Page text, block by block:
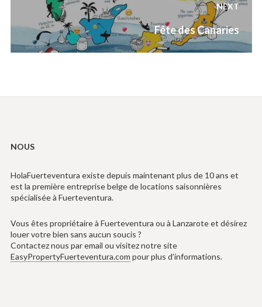
NEXT
Next
Fête des Canaries
NOUS
HolaFuerteventura existe depuis maintenant plus de 10 ans et
est la première entreprise belge de locations saisonnières
spécialisée à Fuerteventura.
Vous êtes propriétaire à Fuerteventura ou à Lanzarote et désirez
louer votre bien sans aucun soucis ?
Contactez nous par email ou visitez notre site
EasyPropertyFuerteventura.com pour plus d’informations.